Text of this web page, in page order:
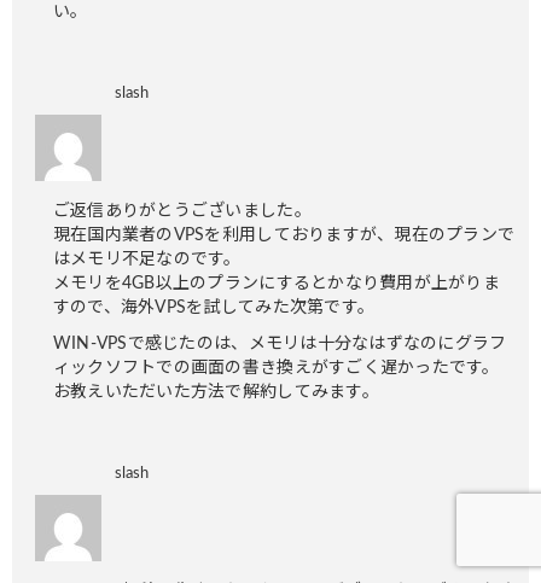
い。
slash
ご返信ありがとうございました。
現在国内業者のVPSを利用しておりますが、現在のプランで
はメモリ不足なのです。
メモリを4GB以上のプランにするとかなり費用が上がりま
すので、海外VPSを試してみた次第です。
WIN-VPSで感じたのは、メモリは十分なはずなのにグラフ
ィックソフトでの画面の書き換えがすごく遅かったです。
お教えいただいた方法で解約してみます。
slash